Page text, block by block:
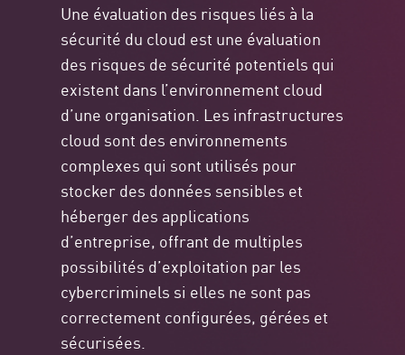
Une évaluation des risques liés à la
sécurité du cloud est une évaluation
des risques de sécurité potentiels qui
existent dans l’environnement cloud
d’une organisation. Les infrastructures
cloud sont des environnements
complexes qui sont utilisés pour
stocker des données sensibles et
héberger des applications
d’entreprise, offrant de multiples
possibilités d’exploitation par les
cybercriminels si elles ne sont pas
correctement configurées, gérées et
sécurisées.